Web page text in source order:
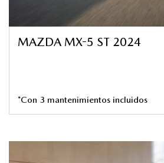
MAZDA MX-5 ST 2024
*Con 3 mantenimientos incluidos